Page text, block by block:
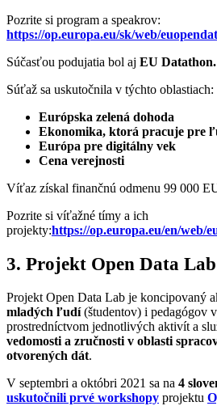
Pozrite si program a speakrov:
https://op.europa.eu/sk/web/
Súčasťou podujatia bol aj EU Datathon.
Súťaž sa uskutočnila v týchto oblastiach:
Európska zelená dohoda
Ekonomika, ktorá pracuje pre
Európa pre digitálny vek
Cena verejnosti
Víťaz získal finančnú odmenu 99 000
Pozrite si víťažné tímy a ich
projekty:https://op.europa.eu/en/web/
3. Projekt Open Data
Projekt Open Data Lab je koncipovaný
mladých ľudí(študentov) i pedagógov
prostredníctvom jednotlivých aktivít a
vedomosti a zručnosti v oblasti
otvorených dát.
V septembri a októbri 2021 sa na 4
uskutočnili prvé workshopy projektu